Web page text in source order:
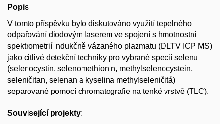
Popis
V tomto příspěvku bylo diskutováno využití tepelného
odpařování diodovým laserem ve spojení s hmotnostní
spektrometrií indukčně vázaného plazmatu (DLTV ICP MS)
jako citlivé detekční techniky pro vybrané specií selenu
(selenocystin, selenomethionin, methylselenocystein,
seleničitan, selenan a kyselina methylseleničitá)
separované pomocí chromatografie na tenké vrstvě (TLC).
Související projekty: